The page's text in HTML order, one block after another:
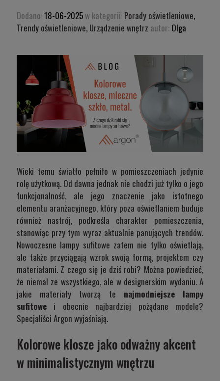
Dodano:18-06-2025 w kategorii: Porady oświetleniowe,
Trendy oświetleniowe, Urządzenie wnętrz autor: Olga
Wieki temu światło pełniło w pomieszczeniach jedynie
rolę użytkową. Od dawna jednak nie chodzi już tylko o jego
funkcjonalność, ale jego znaczenie jako istotnego
elementu aranżacyjnego, który poza oświetlaniem buduje
również nastrój, podkreśla charakter pomieszczenia,
stanowiąc przy tym wyraz aktualnie panujących trendów.
Nowoczesne lampy sufitowe zatem nie tylko oświetlają,
ale także przyciągają wzrok swoją formą, projektem czy
materiałami. Z czego się je dziś robi? Można powiedzieć,
że niemal ze wszystkiego, ale w designerskim wydaniu. A
jakie materiały tworzą te najmodniejsze lampy
sufitowe i obecnie najbardziej pożądane modele?
Specjaliści Argon wyjaśniają.
Kolorowe klosze jako odważny akcent
w minimalistycznym wnętrzu